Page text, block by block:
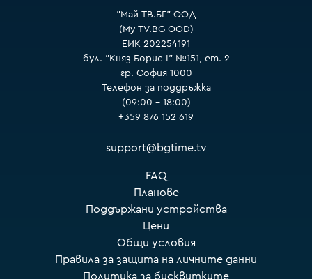
"Май ТВ.БГ" ООД
(My TV.BG OOD)
ЕИК 202254191
бул. "Княз Борис I" №151, ет. 2
гр. София 1000
Телефон за поддръжка
(09:00 – 18:00)
+359 876 152 619
support@bgtime.tv
FAQ
Планове
Поддържани устройства
Цени
Общи условия
Правила за защита на личните данни
Политика за бисквитките